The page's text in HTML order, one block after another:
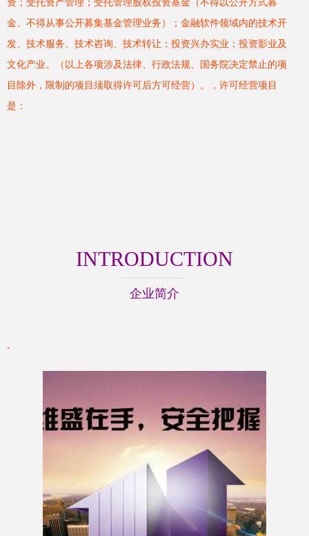
金、不得从事公开募集基金管理业务）；金融软件领域内的技术开
发、技术服务、技术咨询、技术转让；投资兴办实业；投资影业及
文化产业。（以上各项涉及法律、行政法规、国务院决定禁止的项
目除外，限制的项目须取得许可后方可经营）。，许可经营项目
是：
INTRODUCTION
企业简介
-